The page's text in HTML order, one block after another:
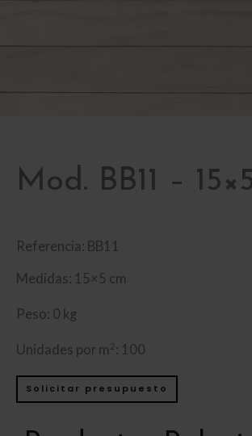
Mod. BB11 –
Referencia: BB11
Medidas: 15×5 cm
Peso: 0 kg
Unidades por m 2: 100
Solicitar presupuesto